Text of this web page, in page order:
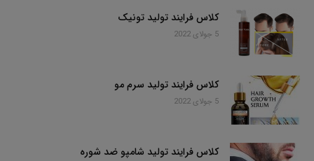
کلاس فرایند تولید تونیک
5 جولای 2022
کلاس فرایند تولید سرم مو
5 جولای 2022
کلاس فرایند تولید شامپو ضد شوره